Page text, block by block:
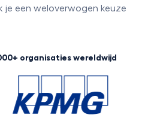
je een weloverwogen keuze
organisaties wereldwijd